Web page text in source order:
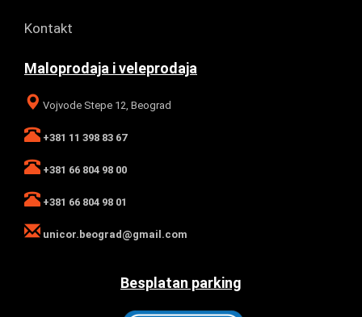
Kontakt
Maloprodaja i veleprodaja
Vojvode Stepe 12, Beograd
+381 11 398 83 67
+381 66 804 98 00
+381 66 804 98 01
unicor.beograd@gmail.com
Besplatan parking